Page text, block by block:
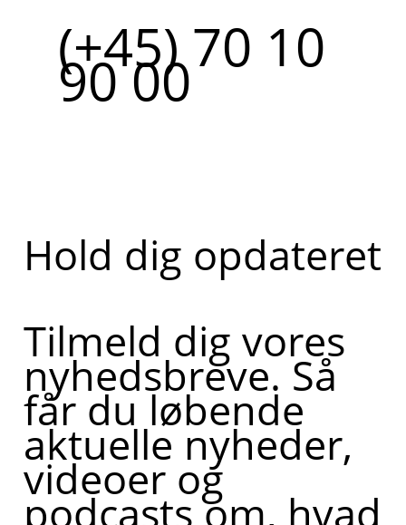
(+45) 70 10
90 00
Hold dig opdateret
Tilmeld dig vores
nyhedsbreve. Så
får du løbende
aktuelle nyheder,
videoer og
podcasts om, hvad